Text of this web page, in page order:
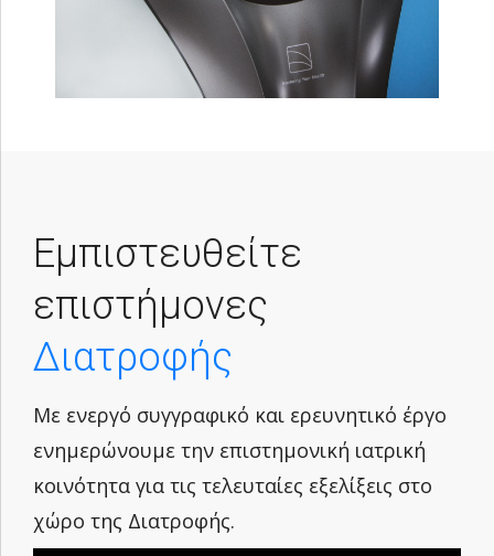
Εμπιστευθείτε
επιστήμονες
Διατροφής
Με ενεργό συγγραφικό και ερευνητικό έργο
ενημερώνουμε την επιστημονική ιατρική
κοινότητα για τις τελευταίες εξελίξεις στο
χώρο της Διατροφής.